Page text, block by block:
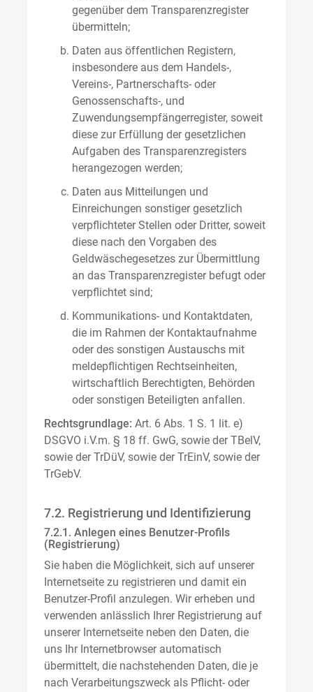
gegenüber dem Transparenzregister
übermitteln;
Daten aus öffentlichen Registern,
insbesondere aus dem Handels-,
Vereins-, Partnerschafts- oder
Genossenschafts-, und
Zuwendungsempfängerregister, soweit
diese zur Erfüllung der gesetzlichen
Aufgaben des Transparenzregisters
herangezogen werden;
Daten aus Mitteilungen und
Einreichungen sonstiger gesetzlich
verpflichteter Stellen oder Dritter, soweit
diese nach den Vorgaben des
Geldwäschegesetzes zur Übermittlung
an das Transparenzregister befugt oder
verpflichtet sind;
Kommunikations- und Kontaktdaten,
die im Rahmen der Kontaktaufnahme
oder des sonstigen Austauschs mit
meldepflichtigen Rechtseinheiten,
wirtschaftlich Berechtigten, Behörden
oder sonstigen Beteiligten anfallen.
Rechtsgrundlage: Art. 6 Abs. 1 S. 1 lit. e)
DSGVO i.V.m. § 18 ff. GwG, sowie der TBelV,
sowie der TrDüV, sowie der TrEinV, sowie der
TrGebV.
7.2. Registrierung und Identifizierung
7.2.1. Anlegen eines Benutzer-Profils
(Registrierung)
Sie haben die Möglichkeit, sich auf unserer
Internetseite zu registrieren und damit ein
Benutzer-Profil anzulegen. Wir erheben und
verwenden anlässlich Ihrer Registrierung auf
unserer Internetseite neben den Daten, die
uns Ihr Internetbrowser automatisch
übermittelt, die nachstehenden Daten, die je
nach Verarbeitungszweck als Pflicht- oder